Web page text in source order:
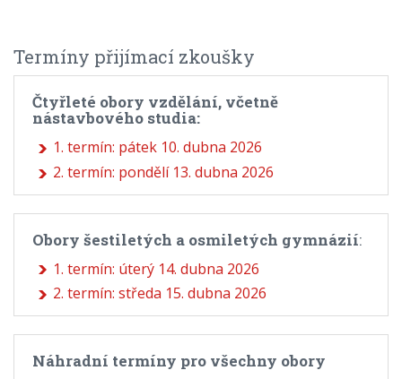
Termíny přijímací zkoušky
Čtyřleté obory vzdělání, včetně
nástavbového studia:
1. termín: pátek 10. dubna 2026
2. termín: pondělí 13. dubna 2026
Obory šestiletých a osmiletých gymnázií:
1. termín: úterý 14. dubna 2026
2. termín: středa 15. dubna 2026
Náhradní termíny pro všechny obory